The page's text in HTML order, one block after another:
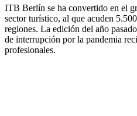
ITB Berlín se ha convertido en el
sector turístico, al que acuden
regiones. La edición del año
de interrupción por la pandemia
profesionales.